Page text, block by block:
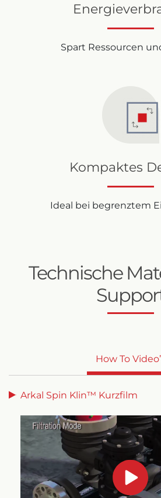
Spart Ressourcen
Kompaktes
Ideal bei begrenztem
Technische
How To
Arkal Spin Klin™ Kurzfilm